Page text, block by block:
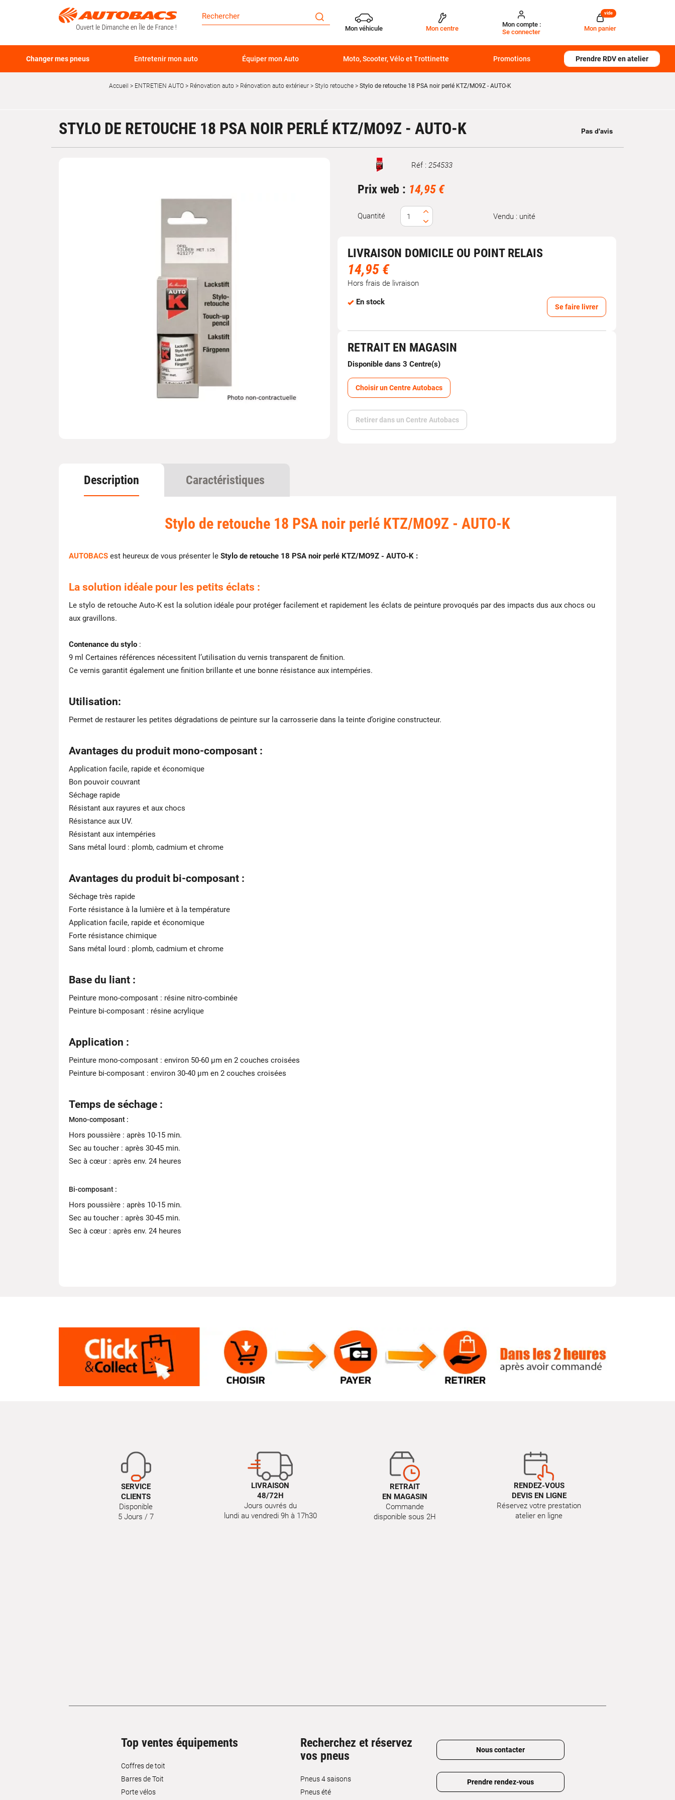
Mon véhicule Mon centre
Mon compte :
Se connecter
Mon panier
vide
Changer mes pneus Entretenir mon auto Équiper mon Auto Moto, Scooter, Vélo et Trottinette Promotions Prendre RDV en atelier
Accueil ENTRETIEN AUTO Rénovation auto Rénovation auto extérieur Stylo retouche Stylo de retouche 18 PSA noir perlé KTZ/MO9Z - AUTO-K
STYLO DE RETOUCHE 18 PSA NOIR PERLÉ KTZ/MO9Z - AUTO-K
Marque Réf : 254533
Prix web : 14,95 €
Quantité Vendu : unité
LIVRAISON DOMICILE OU POINT RELAIS
14,95 €
Hors frais de livraison
En stock
Se faire livrer
RETRAIT EN MAGASIN
Disponible dans 3 Centre(s)
Choisir un Centre Autobacs
Retirer dans un Centre Autobacs
Description Caractéristiques
Stylo de retouche 18 PSA noir perlé KTZ/MO9Z - AUTO-K
AUTOBACS est heureux de vous présenter le Stylo de retouche 18 PSA noir perlé KTZ/MO9Z - AUTO-K :
La solution idéale pour les petits éclats :
Le stylo de retouche Auto-K est la solution idéale pour protéger facilement et rapidement les éclats de peinture provoqués par des impacts dus aux chocs ou
aux gravillons.
Contenance du stylo :
9 ml Certaines références nécessitent l’utilisation du vernis transparent de finition.
Ce vernis garantit également une finition brillante et une bonne résistance aux intempéries.
Utilisation:
Permet de restaurer les petites dégradations de peinture sur la carrosserie dans la teinte d’origine constructeur.
Avantages du produit mono-composant :
Application facile, rapide et économique
Bon pouvoir couvrant
Séchage rapide
Résistant aux rayures et aux chocs
Résistance aux UV.
Résistant aux intempéries
Sans métal lourd : plomb, cadmium et chrome
Avantages du produit bi-composant :
Séchage très rapide
Forte résistance à la lumière et à la température
Application facile, rapide et économique
Forte résistance chimique
Sans métal lourd : plomb, cadmium et chrome
Base du liant :
Peinture mono-composant : résine nitro-combinée
Peinture bi-composant : résine acrylique
Application :
Peinture mono-composant : environ 50-60 μm en 2 couches croisées
Peinture bi-composant : environ 30-40 μm en 2 couches croisées
Temps de séchage :
Mono-composant :
Hors poussière : après 10-15 min.
Sec au toucher : après 30-45 min.
Sec à cœur : après env. 24 heures
Bi-composant :
Hors poussière : après 10-15 min.
Sec au toucher : après 30-45 min.
Sec à cœur : après env. 24 heures
SERVICE
CLIENTS
Disponible
5 Jours / 7
LIVRAISON
48/72H
Jours ouvrés du
lundi au vendredi 9h à 17h30
RETRAIT
EN MAGASIN
Commande
disponible sous 2H
RENDEZ-VOUS
DEVIS EN LIGNE
Réservez votre prestation
atelier en ligne
Top ventes équipements
Coffres de toit
Barres de Toit
Porte vélos
Recherchez et réservez
vos pneus
Pneus 4 saisons
Pneus été
Nous contacter
Prendre rendez-vous